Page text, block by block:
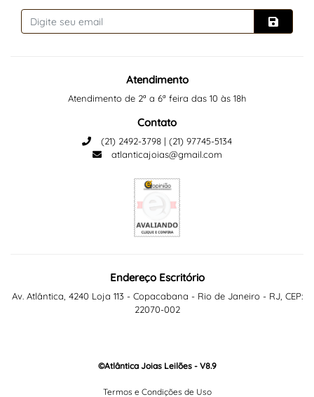
Atendimento
Atendimento de 2ª a 6ª feira das 10 às 18h
Contato
(21) 2492-3798 | (21) 97745-5134
atlanticajoias@gmail.com
Endereço Escritório
Av. Atlântica, 4240 Loja 113 - Copacabana - Rio de Janeiro - RJ, CEP:
22070-002
©Atlântica Joias Leilões - V8.9
Termos e Condições de Uso